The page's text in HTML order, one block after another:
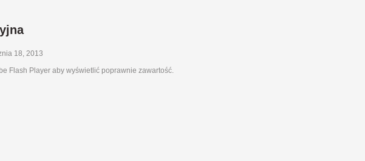
18, 2013
Flash Player aby wyświetlić poprawnie zawartość.